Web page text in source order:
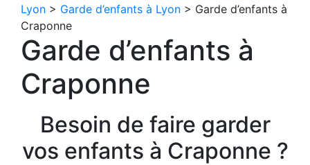
Lyon > Garde d’enfants à Lyon > Garde d’enfants à
Craponne
Garde d’enfants à
Craponne
Besoin de faire garder
vos enfants à Craponne ?